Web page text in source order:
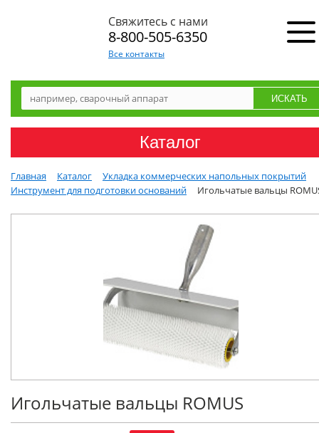
Свяжитесь с нами
8-800-505-6350
Все контакты
Каталог
Главная Каталог
Укладка коммерческих напольных покрытий
Инструмент для подготовки оснований
Игольчатые вальцы
Игольчатые вальцы ROMUS